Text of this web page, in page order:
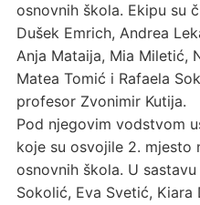
osnovnih škola. Ekipu su
Dušek Emrich, Andrea
Anja Mataija, Mia Miletić,
Matea Tomić i Rafaela
profesor Zvonimir Kutija.
Pod njegovim vodstvom
koje su osvojile 2. mjesto
osnovnih škola. U
Sokolić, Eva Svetić, Kiara